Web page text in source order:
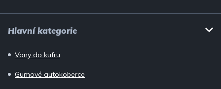
Hlavní kategorie
Vany do kufru
Gumové autokoberce